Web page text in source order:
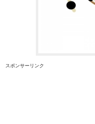
スポンサーリンク